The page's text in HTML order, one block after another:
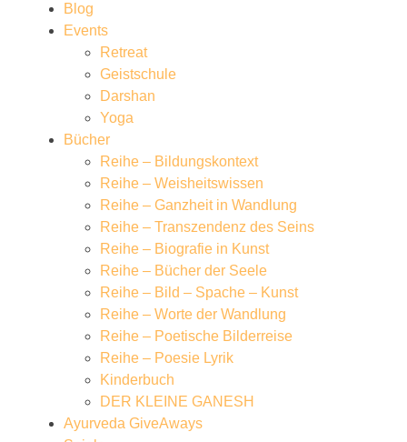
Blog
Events
Retreat
Geistschule
Darshan
Yoga
Bücher
Reihe – Bildungskontext
Reihe – Weisheitswissen
Reihe – Ganzheit in Wandlung
Reihe – Transzendenz des Seins
Reihe – Biografie in Kunst
Reihe – Bücher der Seele
Reihe – Bild – Spache – Kunst
Reihe – Worte der Wandlung
Reihe – Poetische Bilderreise
Reihe – Poesie Lyrik
Kinderbuch
DER KLEINE GANESH
Ayurveda GiveAways